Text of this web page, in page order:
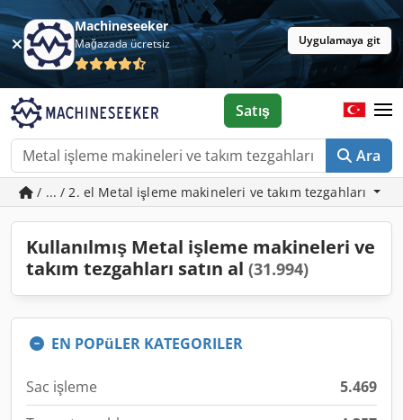
Machineseeker
Mağazada ücretsiz Uygulamaya git
Ara
Satış
/ ... / 2. el Metal işleme makineleri ve takım tezgahları
Kullanılmış Metal işleme makineleri ve
takım tezgahları satın al (31.994)
EN POPüLER KATEGORILER
Sac işleme
5.469